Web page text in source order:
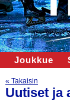
Joukkue
« Takaisin
Uutiset ja